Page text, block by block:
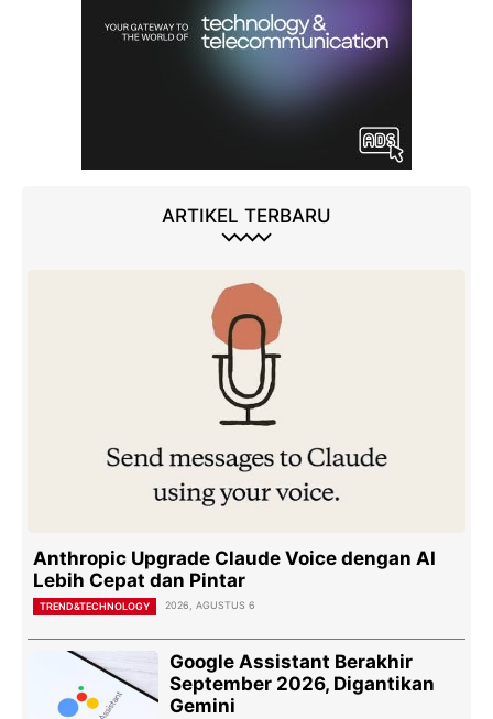
ARTIKEL TERBARU
Anthropic Upgrade Claude Voice dengan AI
Lebih Cepat dan Pintar
TREND&TECHNOLOGY 2026, AGUSTUS 6
Google Assistant Berakhir
September 2026, Digantikan
Gemini